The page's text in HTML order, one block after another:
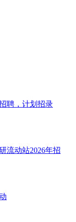
聘，计划招录
流动站2026年招